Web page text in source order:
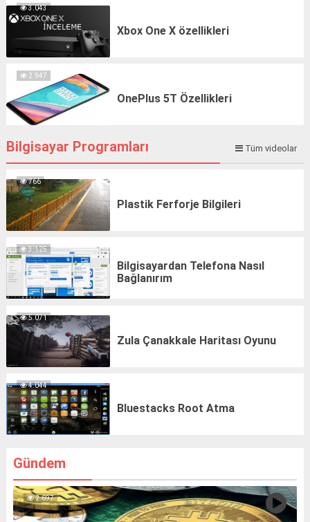
3.043
Xbox One X özellikleri
2.947
OnePlus 5T Özellikleri
Bilgisayar Programları Tüm videolar
766
Plastik Ferforje Bilgileri
3.125
Bilgisayardan Telefona Nasıl
Bağlanırım
5.071
Zula Çanakkale Haritası Oyunu
4.044
Bluestacks Root Atma
Gündem
2.697